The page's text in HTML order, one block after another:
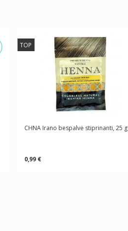
TOP
CHNA Irano bespalvė stiprinanti, 25 g
0,99 €